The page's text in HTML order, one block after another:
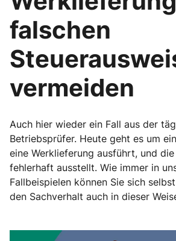
falschen
vermeiden
Auch hier wieder ein Fall aus der
Betriebsprüfer. Heute geht es um
eine Werklieferung ausführt, und die
fehlerhaft ausstellt. Wie immer in
Fallbeispielen können Sie sich
den Sachverhalt auch in dieser